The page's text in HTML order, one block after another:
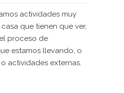
actividades muy
que tienen que ver,
proceso de
estamos llevando, o
actividades externas.